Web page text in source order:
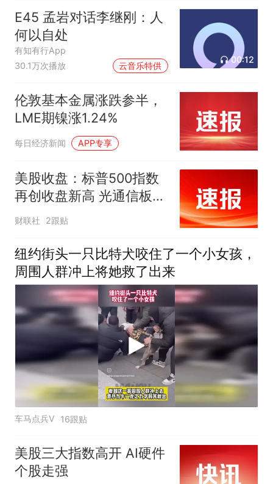
E45 孟岩对话李继刚：人
何以自处
有知有行App
30.1万次播放
云音乐特供
00:12
伦敦基本金属涨跌参半，
LME期镍涨1.24%
每日经济新闻 APP专享
美股收盘：标普500指数
再创收盘新高 光通信板块
大涨
财联社 2跟贴
纽约街头一只比特犬咬住了一个小女孩，
周围人群冲上将她救了出来
车马点兵V 16跟贴
美股三大指数高开 AI硬件
个股走强